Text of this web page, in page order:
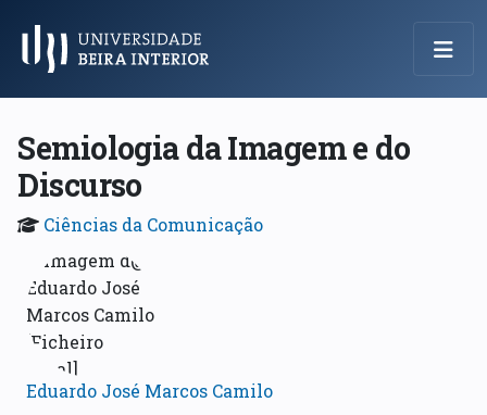
Menu Principal
Semiologia da Imagem e do
Discurso
Ciências da Comunicação
Eduardo José Marcos Camilo